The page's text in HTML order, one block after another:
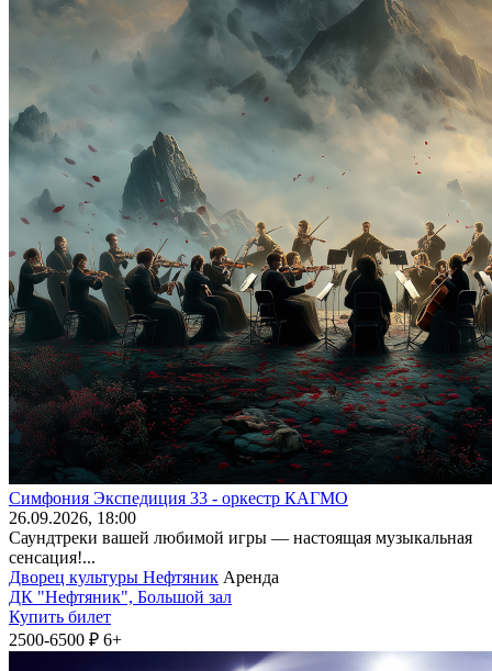
Симфония Экспедиция 33 - оркестр КАГМО
26.09.2026, 18:00
Саундтреки вашей любимой игры — настоящая музыкальная
сенсация!...
Дворец культуры Нефтяник Аренда
ДК "Нефтяник", Большой зал
Купить билет
2500-6500 ₽ 6+